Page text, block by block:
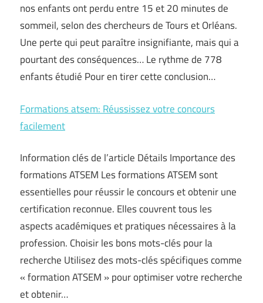
nos enfants ont perdu entre 15 et 20 minutes de
sommeil, selon des chercheurs de Tours et Orléans.
Une perte qui peut paraître insignifiante, mais qui a
pourtant des conséquences… Le rythme de 778
enfants étudié Pour en tirer cette conclusion…
Formations atsem: Réussissez votre concours
facilement
Information clés de l’article Détails Importance des
formations ATSEM Les formations ATSEM sont
essentielles pour réussir le concours et obtenir une
certification reconnue. Elles couvrent tous les
aspects académiques et pratiques nécessaires à la
profession. Choisir les bons mots-clés pour la
recherche Utilisez des mots-clés spécifiques comme
« formation ATSEM » pour optimiser votre recherche
et obtenir…